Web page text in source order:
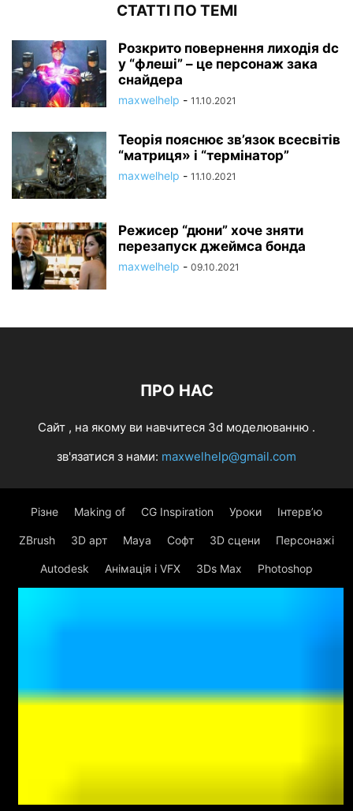
СТАТТІ ПО ТЕМІ
Розкрито повернення лиходія dc
у “флеші” – це персонаж зака
снайдера
maxwelhelp - 11.10.2021
Теорія пояснює зв’язок всесвітів
“матриця» і “термінатор”
maxwelhelp - 11.10.2021
Режисер “дюни” хоче зняти
перезапуск джеймса бонда
maxwelhelp - 09.10.2021
ПРО НАС
Cайт , на якому ви навчитеся 3d моделюванню .
зв'язатися з нами: maxwelhelp@gmail.com
Різне Making of CG Inspiration Уроки Інтерв’ю
ZBrush 3D арт Maya Софт 3D сцени Персонажі
Autodesk Анімація і VFX 3Ds Max Photoshop